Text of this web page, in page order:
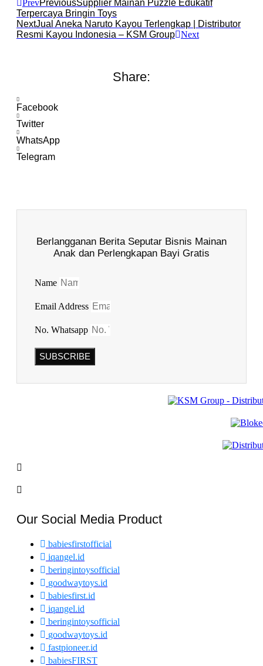
PrevPreviousSupplier Mainan Puzzle Edukatif
Terpercaya Bringin Toys
NextJual Aneka Naruto Kayou Terlengkap | Distributor
Resmi Kayou Indonesia – KSM Group Next
Share:
Facebook
Twitter
WhatsApp
Telegram
Berlangganan Berita Seputar Bisnis Mainan
Anak dan Perlengkapan Bayi Gratis
Name
Email Address
No. Whatsapp
SUBSCRIBE
Our Social Media Product
babiesfirstofficial
iqangel.id
beringintoysofficial
goodwaytoys.id
babiesfirst.id
iqangel.id
beringintoysofficial
goodwaytoys.id
fastpioneer.id
babiesFIRST